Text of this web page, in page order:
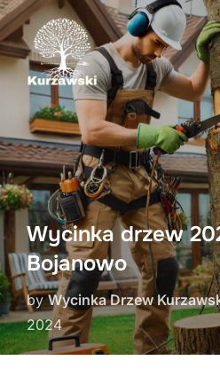
Skip
to
content
Wycinka drzew
Bojanowo
byWycinka Drzew
2024